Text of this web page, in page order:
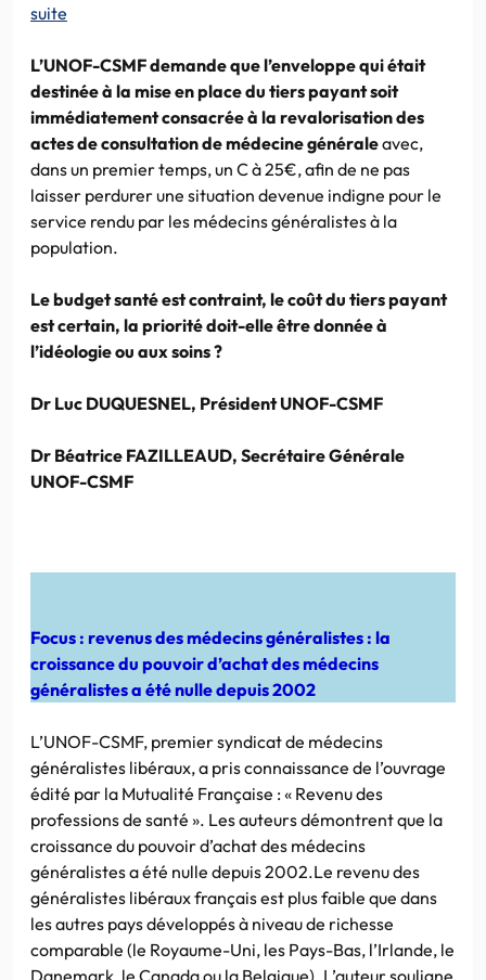
suite
L’UNOF-CSMF demande que l’enveloppe qui était
destinée à la mise en place du tiers payant soit
immédiatement consacrée à la revalorisation des
actes de consultation de médecine généraleavec,
dans un premier temps, un C à 25€, afin de ne pas
laisser perdurer une situation devenue indigne pour le
service rendu par les médecins généralistes à la
population.
Le budget santé est contraint, le coût du tiers payant
est certain, la priorité doit-elle être donnée à
l’idéologie ou aux soins ?
Dr Luc DUQUESNEL, Président UNOF-CSMF
Dr Béatrice FAZILLEAUD, Secrétaire Générale
UNOF-CSMF
Focus : revenus des médecins généralistes : la
croissance du pouvoir d’achat des médecins
généralistes a été nulle depuis 2002
L’UNOF-CSMF, premier syndicat de médecins
généralistes libéraux, a pris connaissance de l’ouvrage
édité par la Mutualité Française : « Revenu des
professions de santé ». Les auteurs démontrent que la
croissance du pouvoir d’achat des médecins
généralistes a été nulle depuis 2002.Le revenu des
généralistes libéraux français est plus faible que dans
les autres pays développés à niveau de richesse
comparable (le Royaume-Uni, les Pays-Bas, l’Irlande, le